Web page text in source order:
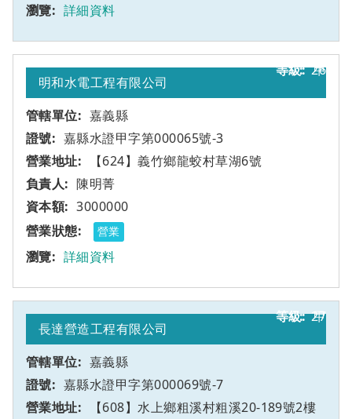
詳細資料
26
明和水電工程有限公司
嘉義縣
嘉縣水證甲字第000065號-3
【624】義竹鄉龍蛟村草湖6號
甲
陳明菁
3000000
營業
詳細資料
27
長達營造工程有限公司
嘉義縣
嘉縣水證甲字第000069號-7
【608】水上鄉粗溪村粗溪20-189號2樓
甲